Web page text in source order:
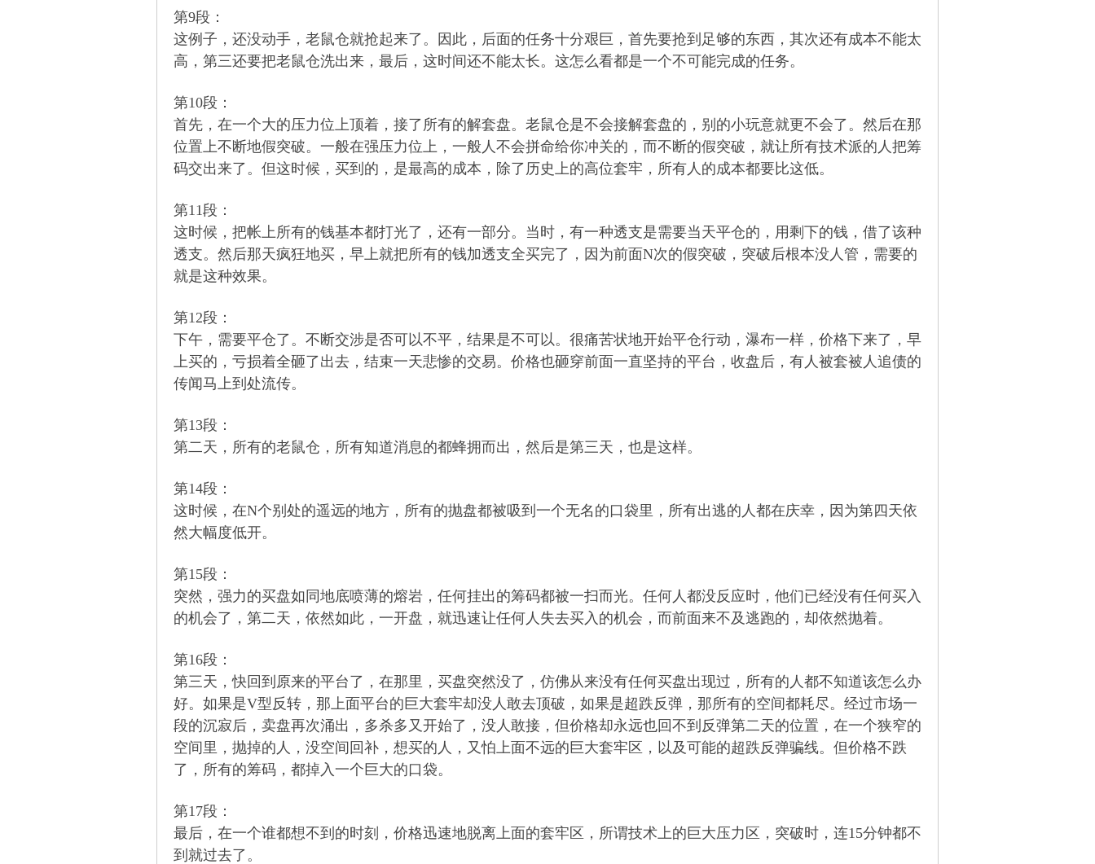
第9段：
这例子，还没动手，老鼠仓就抢起来了。因此，后面的任务十分艰巨，首先要抢到足够的东西，其次还有成本不能太
高，第三还要把老鼠仓洗出来，最后，这时间还不能太长。这怎么看都是一个不可能完成的任务。
第10段：
首先，在一个大的压力位上顶着，接了所有的解套盘。老鼠仓是不会接解套盘的，别的小玩意就更不会了。然后在那
位置上不断地假突破。一般在强压力位上，一般人不会拼命给你冲关的，而不断的假突破，就让所有技术派的人把筹
码交出来了。但这时候，买到的，是最高的成本，除了历史上的高位套牢，所有人的成本都要比这低。
第11段：
这时候，把帐上所有的钱基本都打光了，还有一部分。当时，有一种透支是需要当天平仓的，用剩下的钱，借了该种
透支。然后那天疯狂地买，早上就把所有的钱加透支全买完了，因为前面N次的假突破，突破后根本没人管，需要的
就是这种效果。
第12段：
下午，需要平仓了。不断交涉是否可以不平，结果是不可以。很痛苦状地开始平仓行动，瀑布一样，价格下来了，早
上买的，亏损着全砸了出去，结束一天悲惨的交易。价格也砸穿前面一直坚持的平台，收盘后，有人被套被人追债的
传闻马上到处流传。
第13段：
第二天，所有的老鼠仓，所有知道消息的都蜂拥而出，然后是第三天，也是这样。
第14段：
这时候，在N个别处的遥远的地方，所有的抛盘都被吸到一个无名的口袋里，所有出逃的人都在庆幸，因为第四天依
然大幅度低开。
第15段：
突然，强力的买盘如同地底喷薄的熔岩，任何挂出的筹码都被一扫而光。任何人都没反应时，他们已经没有任何买入
的机会了，第二天，依然如此，一开盘，就迅速让任何人失去买入的机会，而前面来不及逃跑的，却依然抛着。
第16段：
第三天，快回到原来的平台了，在那里，买盘突然没了，仿佛从来没有任何买盘出现过，所有的人都不知道该怎么办
好。如果是V型反转，那上面平台的巨大套牢却没人敢去顶破，如果是超跌反弹，那所有的空间都耗尽。经过市场一
段的沉寂后，卖盘再次涌出，多杀多又开始了，没人敢接，但价格却永远也回不到反弹第二天的位置，在一个狭窄的
空间里，抛掉的人，没空间回补，想买的人，又怕上面不远的巨大套牢区，以及可能的超跌反弹骗线。但价格不跌
了，所有的筹码，都掉入一个巨大的口袋。
第17段：
最后，在一个谁都想不到的时刻，价格迅速地脱离上面的套牢区，所谓技术上的巨大压力区，突破时，连15分钟都不
到就过去了。